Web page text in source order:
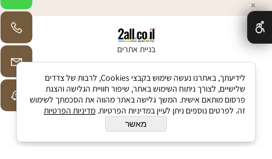
בניית אתרים
✕
לידיעתך, באתרנו נעשה שימוש בקבצי Cookies, לרבות של צדדים
שלישיים, לצורך ניתוח השימוש באתר, שיפור חוויית הגלישה והצגת
פרסום מותאם אישית. המשך גלישה באתר מהווה את הסכמתך לשימוש
זה. לפרטים נוספים ניתן לעיין במדיניות הפרטיות. מדיניות הפרטיות
מאשר